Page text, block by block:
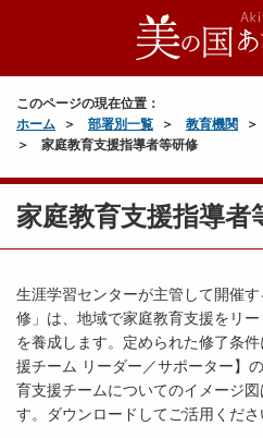
このページの現在位置：
ホーム
部署別一覧 教育機関
家庭教育支援指導者等研修
家庭教育支援指導者
生涯学習センターが主管して開催
修」は、地域で家庭教育支援をリ
を養成します。定められた修了条
援チーム リーダー／サポーター】
育支援チームについてのイメージ
す。ダウンロードしてご活用くださ